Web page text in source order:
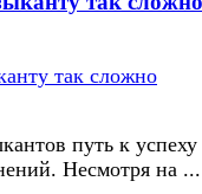
путь к успеху
Несмотря на ...